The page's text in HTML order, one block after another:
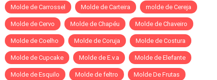
Molde de Carrossel Molde de Carteira molde de Cereja
Molde de Cervo Molde de Chapéu Molde de Chaveiro
Molde de Coelho Molde de Coruja Molde de Costura
Molde de Cupcake Molde de E.v.a Molde de Elefante
Molde de Esquilo Molde de feltro Molde De Frutas